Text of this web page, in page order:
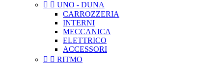
  UNO - DUNA
CARROZZERIA
INTERNI
MECCANICA
ELETTRICO
ACCESSORI
  RITMO